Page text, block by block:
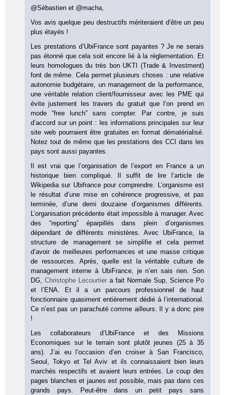
@Sébastien et @macha,
Vos avis quelque peu destructifs mériteraient d’être un peu
plus étayés !
Les prestations d’UbiFrance sont payantes ? Je ne serais
pas étonné que cela soit encore lié à la réglementation. Et
leurs homologues du très bon UKTI (Trade & Investment)
font de même. Cela permet plusieurs choses : une relative
autonomie budgétaire, un management de la performance,
une véritable relation client/fournisseur avec les PME qui
évite justement les travers du gratuit que l’on prend en
mode “free lunch” sans compter. Par contre, je suis
d’accord sur un point : les informations principales sur leur
site web pourraient être gratuites en format dématérialisé.
Notez tout de même que les prestations des CCI dans les
pays sont aussi payantes.
Il est vrai que l’organisation de l’export en France a un
historique bien compliqué. Il suffit de lire l’article de
Wikipedia sur Ubifrance pour comprendre. L’organisme est
le résultat d’une mise en cohérence progressive, et pas
terminée, d’une demi douzaine d’organismes différents.
L’organisation précédente était impossible à manager. Avec
des “reporting” éparpillés dans plein d’organismes
dépendant de différents ministères. Avec UbiFrance, la
structure de management se simplifie et cela permet
d’avoir de meilleures performances et une masse critique
de ressources. Après, quelle est la véritable culture de
management interne à UbiFrance, je n’en sais rien. Son
DG,Christophe Lecourtier a fait Normale Sup, Science Po
et l’ENA. Et il a un parcours professionnel de haut
fonctionnaire quasiment entièrement dédié à l’international.
Ce n’est pas un parachuté comme ailleurs. Il y a donc pire
!
Les collaborateurs d’UbiFrance et des Missions
Economiques sur le terrain sont plutôt jeunes (25 à 35
ans). J’ai eu l’occasion d’en croiser à San Francisco,
Seoul, Tokyo et Tel Aviv et ils connaissaient bien leurs
marchés respectifs et avaient leurs entrées. Le coup des
pages blanches et jaunes est possible, mais pas dans ces
grands pays. Peut-être dans un petit pays sans